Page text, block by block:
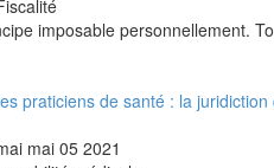
imposable personnellement.
praticiens de santé : la
mai 05 2021